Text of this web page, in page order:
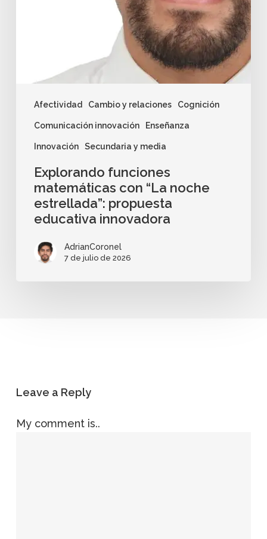
Afectividad Cambio y relaciones Cognición
Comunicación innovación Enseñanza
Innovación Secundaria y media
Explorando funciones
matemáticas con “La noche
estrellada”: propuesta
educativa innovadora
AdrianCoronel
7 de julio de 2026
Leave a Reply
My comment is..